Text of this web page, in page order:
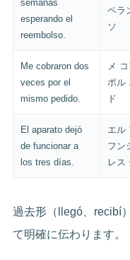
semanas
esperando el
reembolso.
ペラ
ソ
Me cobraron dos
veces por el
mismo pedido.
メ
ポル
ド
El aparato dejó
de funcionar a
los tres días.
エル
フン
レス
過去形（llegó、recibí
て明確に伝わります。